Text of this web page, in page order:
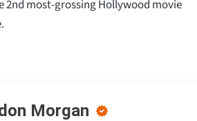
2nd most-grossing Hollywood movie
Morgan